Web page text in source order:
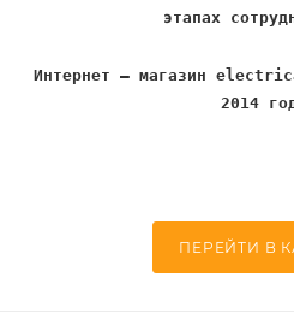
этапах
Интернет – магазин
2014
ПЕРЕЙТИ В